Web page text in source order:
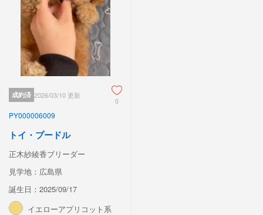
成約済 2026/03/10 更新
0
PY000006009
トイ・プードル
正木紗綾香ブリーダー
見学地：広島県
誕生日：2025/09/17
イエローアプリコット系